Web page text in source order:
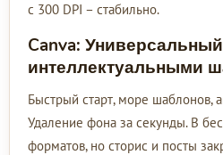
с 300 DPI – стабильно.
Canva:
интеллектуальными
Быстрый старт, море шаблонов,
Удаление фона за секунды. В
форматов, но сторис и посты